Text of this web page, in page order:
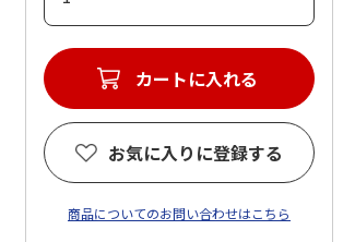
カートに入れる
お気に入りに登録する
商品についてのお問い合わせはこちら